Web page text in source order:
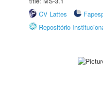
CV Lattes
Repositório